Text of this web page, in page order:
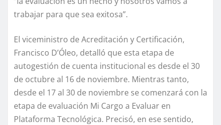
trabajar para que sea exitosa”.
El viceministro de Acreditación y Certificación,
Francisco D’Óleo, detalló que esta etapa de
autogestión de cuenta institucional es desde el 30
de octubre al 16 de noviembre. Mientras tanto,
desde el 17 al 30 de noviembre se comenzará con la
etapa de evaluación Mi Cargo a Evaluar en
Plataforma Tecnológica. Precisó, en ese sentido,